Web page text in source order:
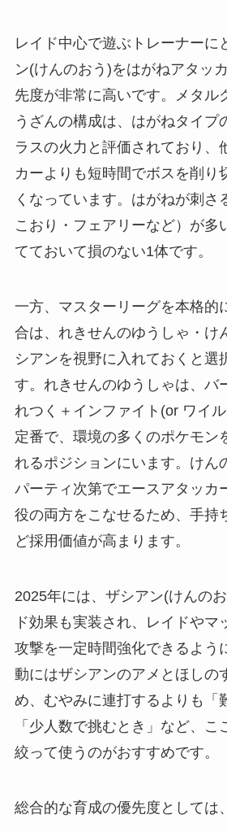
レイド中心で遊ぶトレーナーに
ン(けんのおう)をはがねアタッ
先度が非常に高いです。メタル
うざんの構成は、はがねタイプ
ラスの火力と評価されており、
カーよりも短時間でボスを削り
くなっています。はがねが刺さ
こおり・フェアリーなど）が多
てておいて損のない1体です。
一方、マスターリーグを本格的
合は、れきせんのゆうしゃ・け
シアンを視野に入れておくと選
す。れきせんのゆうしゃは、バ
れつく＋インファイト(or ワイ
定番で、環境の多くのポケモン
れるポジションにいます。けん
パーティ次第でエースアタッカ
役の両方をこなせるため、手持
ど採用価値が高まります。
2025年には、ザシアン(けんの
ド効果も実装され、レイドやマ
攻撃を一定時間強化できるよう
動にはザシアンのアメとほしの
め、むやみに連打するよりも「
「少人数で挑むとき」など、こ
絞って使うのがおすすめです。
総合的な育成の優先度としては、